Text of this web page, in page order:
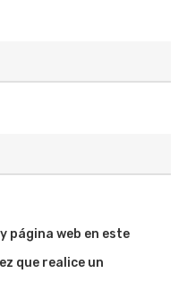
página web en este
que realice un